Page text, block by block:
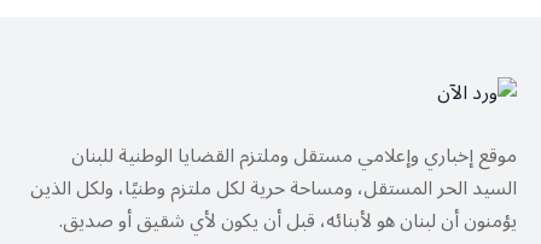
موقع إخباري وإعلامي مستقل وملتزم القضايا الوطنية للبنان
السيد الحر المستقل، ومساحة حرية لكل ملتزم وطنيًا، ولكل الذين
يؤمنون أن لبنان هو لأبنائه، قبل أن يكون لأي شقيق أو صديق.